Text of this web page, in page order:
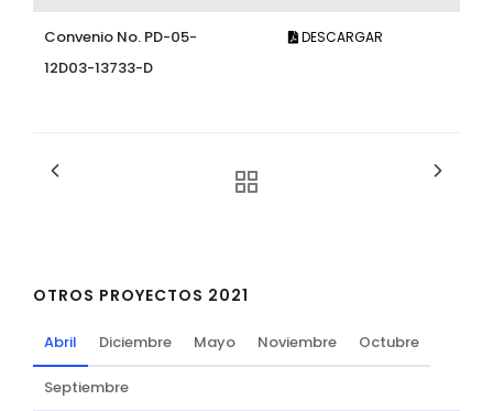
Convenio No. PD-05-
12D03-13733-D
DESCARGAR
OTROS PROYECTOS 2021
Abril Diciembre Mayo Noviembre Octubre
Septiembre